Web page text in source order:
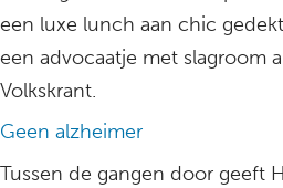
een luxe lunch aan chic
een advocaatje met slagroom
Volkskrant.
Geen alzheimer
Tussen de gangen door geeft